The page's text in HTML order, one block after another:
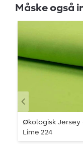
Måske også
Økologisk Jersey
Lime 224